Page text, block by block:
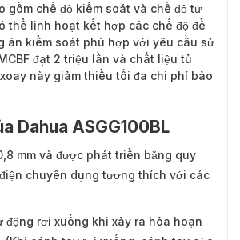
gồm chế độ kiểm soát và chế độ tự
thể linh hoạt kết hợp các chế độ để
án kiểm soát phù hợp với yêu cầu sử
đạt 2 triệu lần và chất liệu tủ
này giảm thiểu tối đa chi phí bảo
Dahua ASGG100BL
mm và được phát triển bằng quy
chuyên dụng tương thích với các
động rơi xuống khi xảy ra hỏa hoạn